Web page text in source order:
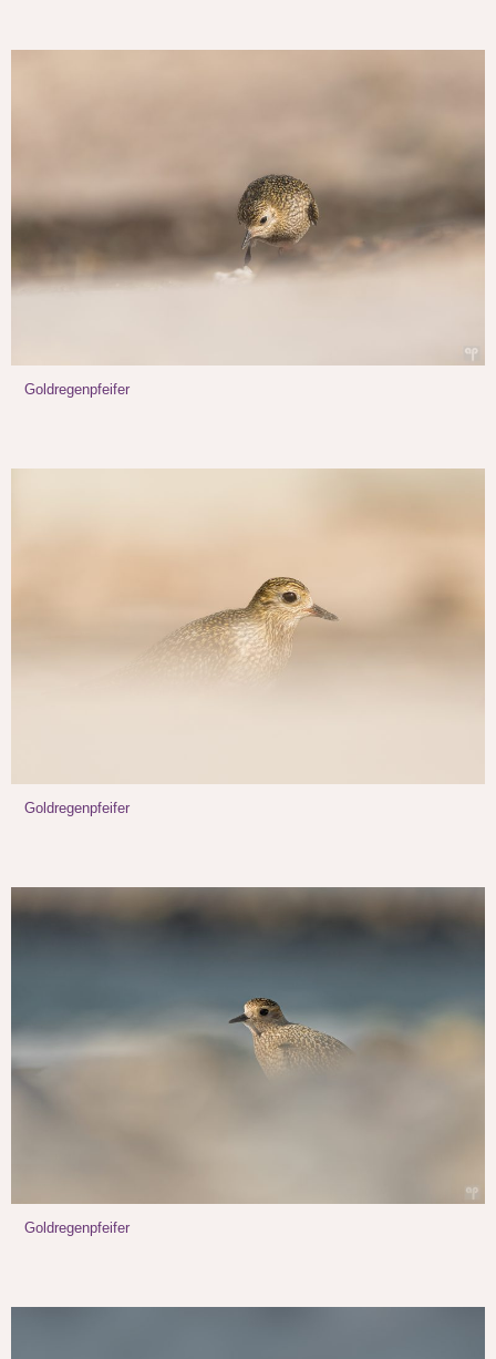
Goldregenpfeifer
Goldregenpfeifer
Goldregenpfeifer